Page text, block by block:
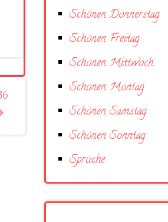
Schönen Donnerstag
Schönen Freitag
Schönen Mittwoch
Schönen Montag
Schönen Samstag
Schönen Sonntag
Sprüche